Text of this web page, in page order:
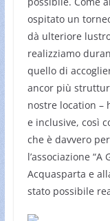
ospitato un
dà ulteriore
realizziamo
quello di
ancor più
nostre location –
e inclusive, così
che è davvero
l’associazione
Acquasparta e
stato possibile